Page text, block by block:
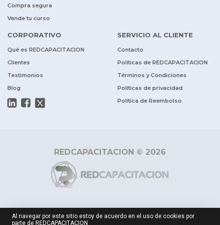
Compra segura
Vende tu curso
CORPORATIVO
Qué es REDCAPACITACION
Clientes
Testimonios
Blog
SERVICIO AL CLIENTE
Contacto
Políticas de REDCAPACITACION
Términos y Condiciones
Políticas de privacidad
Política de Reembolso
REDCAPACITACION © 2026
Al navegar por este sitio estoy de acuerdo en el uso de cookies por
parte de REDCAPACITACION